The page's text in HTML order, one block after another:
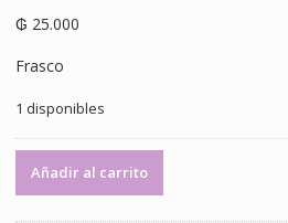
₲ 25.000
Frasco
1 disponibles
Añadir al carrito